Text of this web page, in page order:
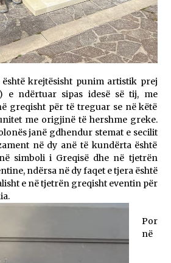
krejtësisht punim artistik prej
e ndërtuar sipas idesë së tij, me
greqisht për të treguar se në këtë
me origjinë të hershme greke.
janë gdhendur stemat e secilit
në dy anë të kundërta është
simboli i Greqisë dhe në tjetrën
ndërsa në dy faqet e tjera është
e në tjetrën greqisht eventin për
Por
në